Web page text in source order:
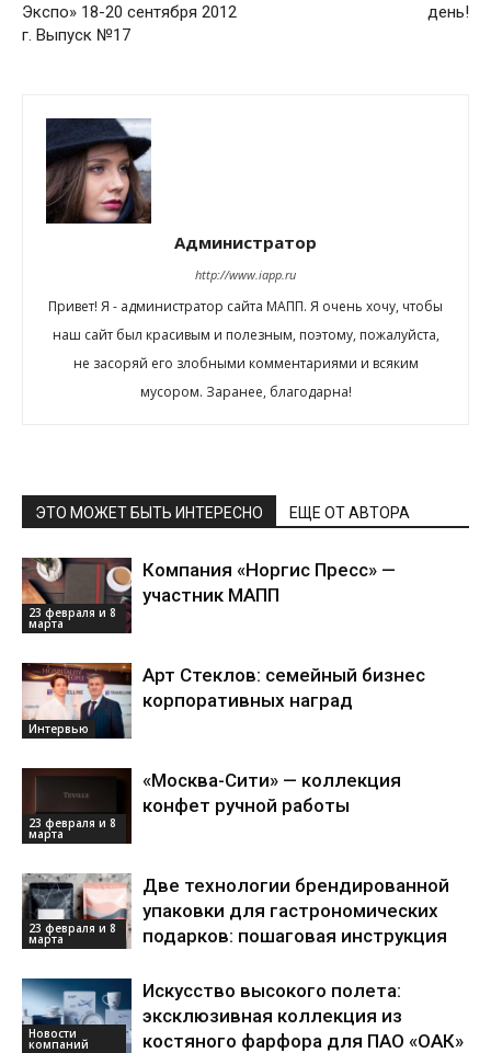
Экспо» 18-20 сентября 2012
г. Выпуск №17
день!
Администратор
http://www.iapp.ru
Привет! Я - администратор сайта МАПП. Я очень хочу, чтобы
наш сайт был красивым и полезным, поэтому, пожалуйста,
не засоряй его злобными комментариями и всяким
мусором. Заранее, благодарна!
ЭТО МОЖЕТ БЫТЬ ИНТЕРЕСНО ЕЩЕ ОТ АВТОРА
23 февраля и 8
марта
Компания «Норгис Пресс» —
участник МАПП
Интервью
Арт Стеклов: семейный бизнес
корпоративных наград
23 февраля и 8
марта
«Москва-Сити» — коллекция
конфет ручной работы
23 февраля и 8
марта
Две технологии брендированной
упаковки для гастрономических
подарков: пошаговая инструкция
Новости
компаний
Искусство высокого полета:
эксклюзивная коллекция из
костяного фарфора для ПАО «ОАК»